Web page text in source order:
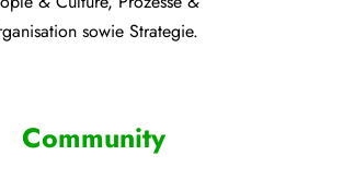
sowie Strategie.
Community